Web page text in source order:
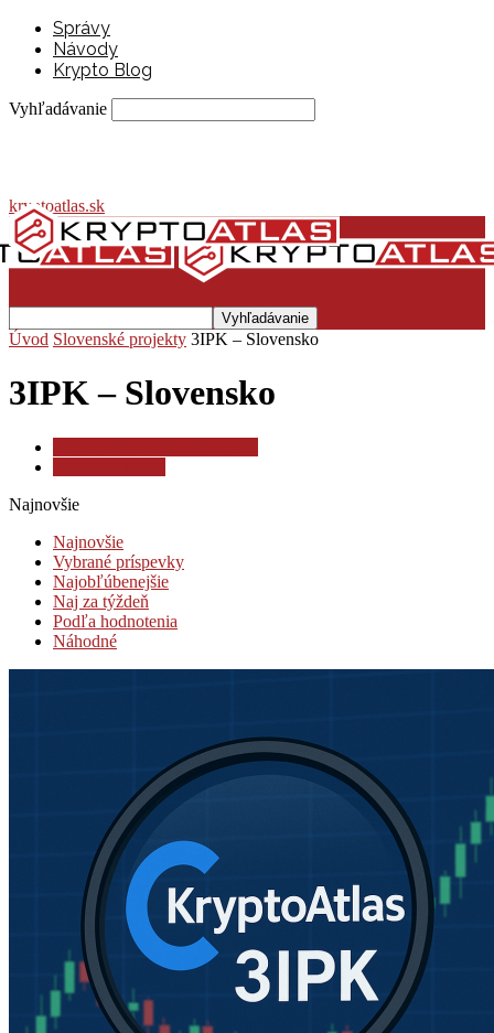
Správy
Návody
Krypto Blog
Vyhľadávanie
kryptoatlas.sk
Úvod Slovenské projekty 3IPK – Slovensko
3IPK – Slovensko
Najnovšie
Najnovšie
Vybrané príspevky
Najobľúbenejšie
Naj za týždeň
Podľa hodnotenia
Náhodné